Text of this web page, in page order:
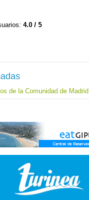
4.0 / 5
de la Comunidad de Madrid